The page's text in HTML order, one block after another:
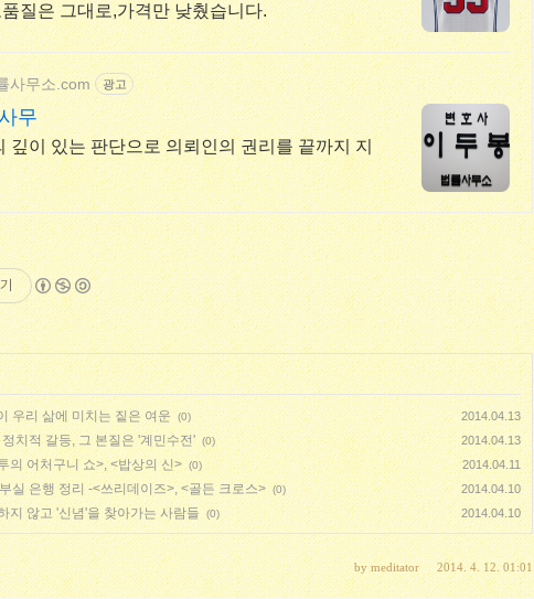
질은 그대로,가격만 낮췄습니다.
사무소.com 광고
무
깊이 있는 판단으로 의뢰인의 권리를 끝까지 지
우리 삶에 미치는 짙은 여운 (0) 2014.04.13
치적 갈등, 그 본질은 '계민수전' (0) 2014.04.13
의 어처구니 쇼>, <밥상의 신> (0) 2014.04.11
실 은행 정리 -<쓰리데이즈>, <골든 크로스> (0) 2014.04.10
지 않고 '신념'을 찾아가는 사람들 (0) 2014.04.10
bymeditator 2014. 4. 12. 01:01